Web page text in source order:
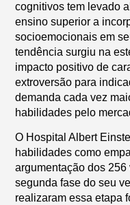
cognitivos tem levado
ensino superior a
socioemocionais em
tendência surgiu na
impacto positivo de
extroversão para
demanda cada vez
habilidades pelo
O Hospital Albert
habilidades como
argumentação dos
segunda fase do seu
realizaram essa etapa